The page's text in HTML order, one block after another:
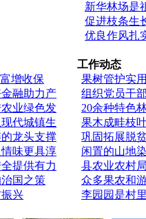
新华林场是
促进枝条生
优良作风扎
增收保
融助力产
业绿色发
代城镇生
龙头支撑
味更具淳
提供有力
国之策
兴
工作动态
果树管护实
组织党员干
20余种特色
果木成畦枝
巩固拓展脱
闲置的山地
县农业农村
众多果农和
李园园是村